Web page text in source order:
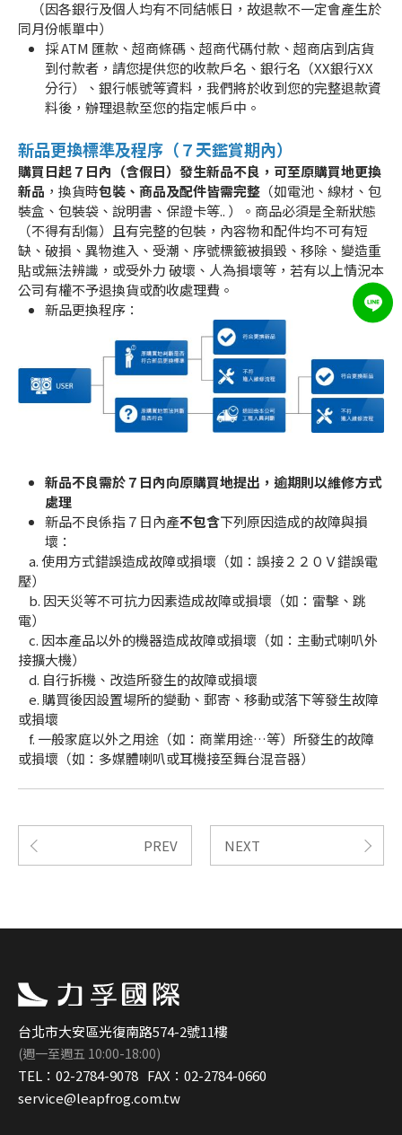
（因各銀行及個人均有不同結帳日，故退款不一定會產生於
同月份帳單中）
採 ATM 匯款、超商條碼、超商代碼付款、超商店到店貨
到付款者，請您提供您的收款戶名、銀行名（XX銀行XX
分行）、銀行帳號等資料，我們將於收到您的完整退款資
料後，辦理退款至您的指定帳戶中。
新品更換標準及程序（７天鑑賞期內）
購買日起７日內（含假日）發生新品不良，可至原購買地更換
新品 ，換貨時包裝、商品及配件皆需完整 （如電池、線材、包
裝盒、包裝袋、說明書、保證卡等.. ）。商品必須是全新狀態
（不得有刮傷）且有完整的包裝，內容物和配件均不可有短
缺、破損、異物進入、受潮、序號標籤被損毀、移除、變造重
貼或無法辨識，或受外力 破壞、人為損壞等，若有以上情況本
公司有權不予退換貨或酌收處理費。
新品更換程序：
新品不良需於７日內向原購買地提出，逾期則以維修方式
處理
新品不良係指７日內產不包含下列原因造成的故障與損
壞：
a. 使用方式錯誤造成故障或損壞（如：誤接２２０Ｖ錯誤電
壓）
b. 因天災等不可抗力因素造成故障或損壞（如：雷擊、跳
電）
c. 因本產品以外的機器造成故障或損壞（如：主動式喇叭外
接擴大機）
d. 自行拆機、改造所發生的故障或損壞
e. 購買後因設置場所的變動、郵寄、移動或落下等發生故障
或損壞
f. 一般家庭以外之用途（如：商業用途…等）所發生的故障
或損壞（如：多媒體喇叭或耳機接至舞台混音器）
PREV NEXT
台北市大安區光復南路574-2號11樓
(週一至週五 10:00-18:00)
TEL： 02-2784-9078 FAX： 02-2784-0660
service@leapfrog.com.tw